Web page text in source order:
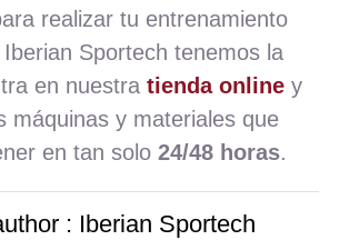
realizar tu entrenamiento
Sportech tenemos la
en nuestra tienda online y
máquinas y materiales que
en tan solo24/48 horas.
: Iberian Sportech